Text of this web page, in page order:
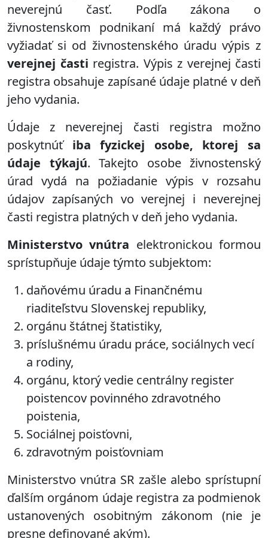
neverejnú časť. Podľa zákona o
živnostenskom podnikaní má každý právo
vyžiadať si od živnostenského úradu výpis z
verejnej časti registra. Výpis z verejnej časti
registra obsahuje zapísané údaje platné v deň
jeho vydania.
Údaje z neverejnej časti registra možno
poskytnúť iba fyzickej osobe, ktorej sa
údaje týkajú. Takejto osobe živnostenský
úrad vydá na požiadanie výpis v rozsahu
údajov zapísaných vo verejnej i neverejnej
časti registra platných v deň jeho vydania.
Ministerstvo vnútra elektronickou formou
sprístupňuje údaje týmto subjektom:
daňovému úradu a Finančnému
riaditeľstvu Slovenskej republiky,
orgánu štátnej štatistiky,
príslušnému úradu práce, sociálnych vecí
a rodiny,
orgánu, ktorý vedie centrálny register
poistencov povinného zdravotného
poistenia,
Sociálnej poisťovni,
zdravotným poisťovniam
Ministerstvo vnútra SR zašle alebo sprístupní
ďalším orgánom údaje registra za podmienok
ustanovených osobitným zákonom (nie je
presne definované akým).